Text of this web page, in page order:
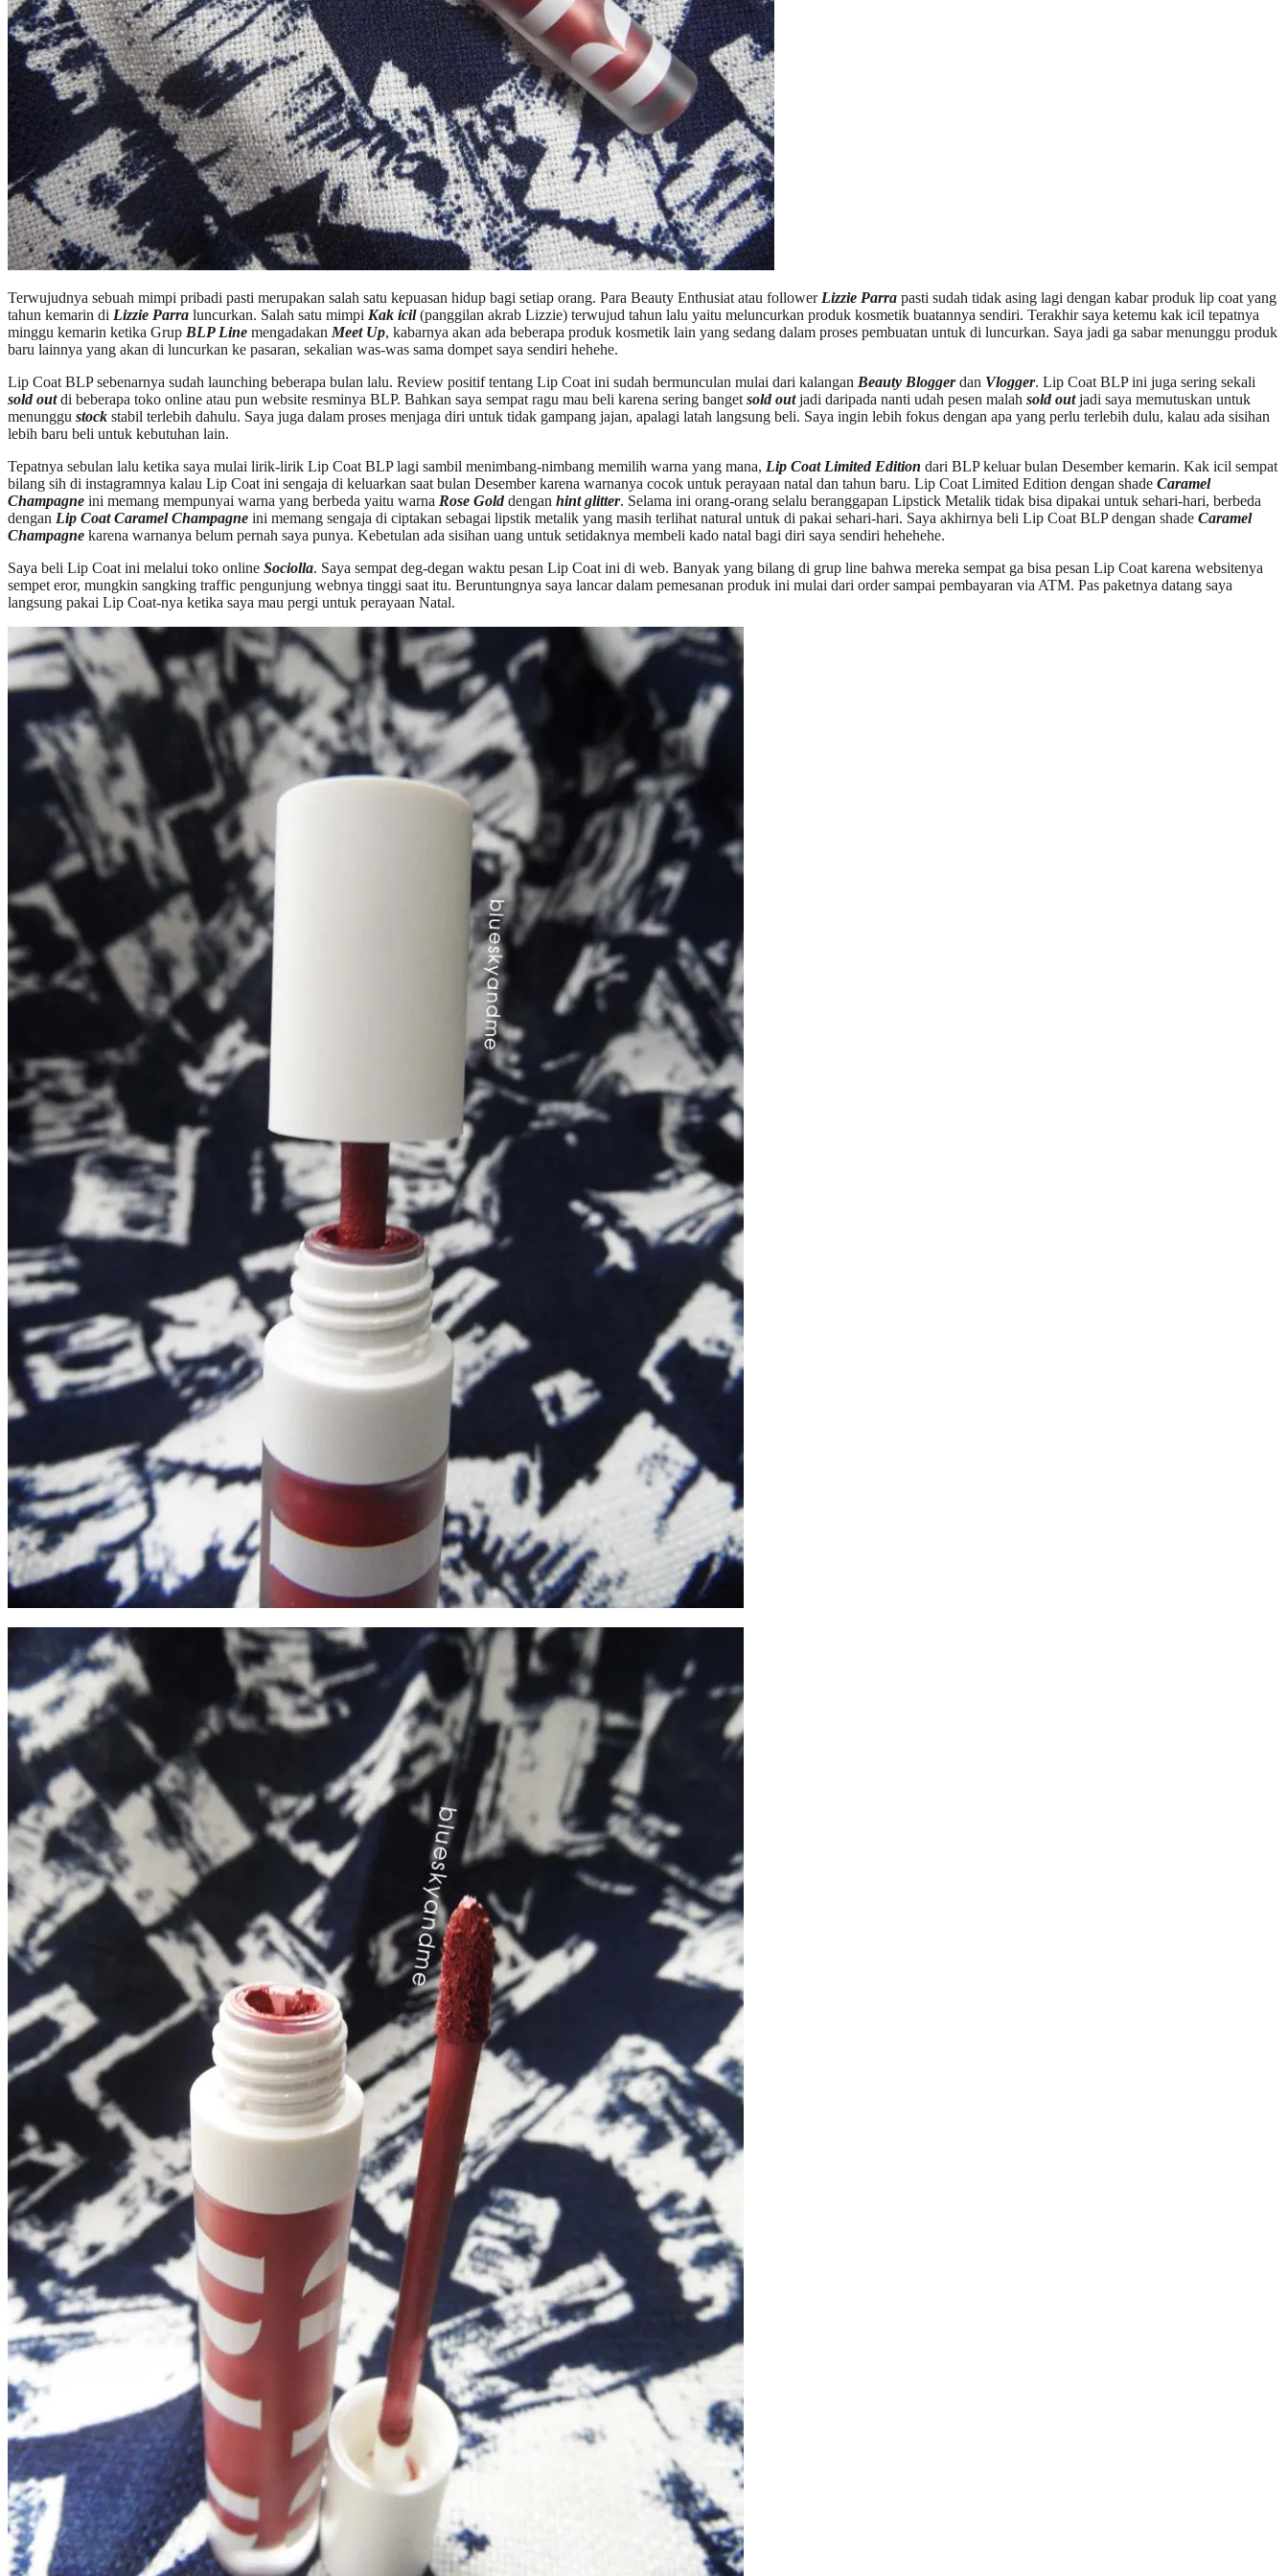
Terwujudnya sebuah mimpi pribadi pasti merupakan salah satu kepuasan hidup bagi setiap orang. Para Beauty Enthusiat atau follower Lizzie Parra pasti sudah tidak asing lagi dengan kabar produk lip coat yang
tahun kemarin di Lizzie Parra luncurkan. Salah satu mimpi Kak icil(panggilan akrab Lizzie) terwujud tahun lalu yaitu meluncurkan produk kosmetik buatannya sendiri. Terakhir saya ketemu kak icil tepatnya
minggu kemarin ketika Grup BLP Line mengadakan Meet Up, kabarnya akan ada beberapa produk kosmetik lain yang sedang dalam proses pembuatan untuk di luncurkan. Saya jadi ga sabar menunggu produk
baru lainnya yang akan di luncurkan ke pasaran, sekalian was-was sama dompet saya sendiri hehehe.
Lip Coat BLP sebenarnya sudah launching beberapa bulan lalu. Review positif tentang Lip Coat ini sudah bermunculan mulai dari kalangan Beauty Bloggerdan Vlogger. Lip Coat BLP ini juga sering sekali
sold outdi beberapa toko online atau pun website resminya BLP. Bahkan saya sempat ragu mau beli karena sering banget sold outjadi daripada nanti udah pesen malah sold outjadi saya memutuskan untuk
menunggu stock stabil terlebih dahulu. Saya juga dalam proses menjaga diri untuk tidak gampang jajan, apalagi latah langsung beli. Saya ingin lebih fokus dengan apa yang perlu terlebih dulu, kalau ada sisihan
lebih baru beli untuk kebutuhan lain.
Tepatnya sebulan lalu ketika saya mulai lirik-lirik Lip Coat BLP lagi sambil menimbang-nimbang memilih warna yang mana, Lip Coat Limited Edition dari BLP keluar bulan Desember kemarin. Kak icil sempat
bilang sih di instagramnya kalau Lip Coat ini sengaja di keluarkan saat bulan Desember karena warnanya cocok untuk perayaan natal dan tahun baru. Lip Coat Limited Edition dengan shade Caramel
Champagne ini memang mempunyai warna yang berbeda yaitu warna Rose Golddengan hint glitter. Selama ini orang-orang selalu beranggapan Lipstick Metalik tidak bisa dipakai untuk sehari-hari, berbeda
dengan Lip Coat Caramel Champagne ini memang sengaja di ciptakan sebagai lipstik metalik yang masih terlihat natural untuk di pakai sehari-hari. Saya akhirnya beli Lip Coat BLP dengan shade Caramel
Champagne karena warnanya belum pernah saya punya. Kebetulan ada sisihan uang untuk setidaknya membeli kado natal bagi diri saya sendiri hehehehe.
Saya beli Lip Coat ini melalui toko online Sociolla. Saya sempat deg-degan waktu pesan Lip Coat ini di web. Banyak yang bilang di grup line bahwa mereka sempat ga bisa pesan Lip Coat karena websitenya
sempet eror, mungkin sangking traffic pengunjung webnya tinggi saat itu. Beruntungnya saya lancar dalam pemesanan produk ini mulai dari order sampai pembayaran via ATM. Pas paketnya datang saya
langsung pakai Lip Coat-nya ketika saya mau pergi untuk perayaan Natal.